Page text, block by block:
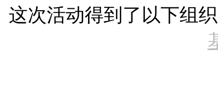
这次活动得到了以下组